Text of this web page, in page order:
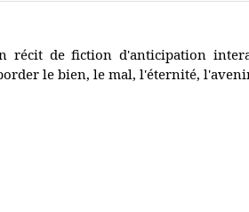
récit de fiction d'anticipation
le bien, le mal, l'éternité,